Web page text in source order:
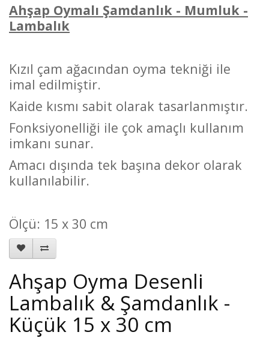
Ahşap Oymalı Şamdanlık - Mumluk -
Lambalık
Kızıl çam ağacından oyma tekniği ile
imal edilmiştir.
Kaide kısmı sabit olarak tasarlanmıştır.
Fonksiyonelliği ile çok amaçlı kullanım
imkanı sunar.
Amacı dışında tek başına dekor olarak
kullanılabilir.
Ölçü: 15 x 30 cm
Ahşap Oyma Desenli
Lambalık & Şamdanlık -
Küçük 15 x 30 cm